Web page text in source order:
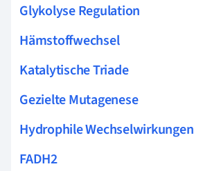
Glykolyse Regulation
Hämstoffwechsel
Katalytische Triade
Gezielte Mutagenese
Hydrophile Wechselwirkungen
FADH2